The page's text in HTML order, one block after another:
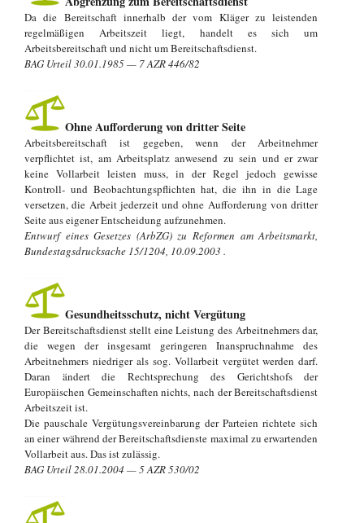
Da die Bereitschaft innerhalb der vom Kläger zu leistenden
regelmäßigen Arbeitszeit liegt, handelt es sich um
Arbeitsbereitschaft und nicht um Bereitschaftsdienst.
BAG Urteil 30.01.1985 — 7 AZR 446/82
Ohne Aufforderung von dritter Seite
Arbeitsbereitschaft ist gegeben, wenn der Arbeitnehmer
verpflichtet ist, am Arbeitsplatz anwesend zu sein und er zwar
keine Vollarbeit leisten muss, in der Regel jedoch gewisse
Kontroll- und Beobachtungspflichten hat, die ihn in die Lage
versetzen, die Arbeit jederzeit und ohne Aufforderung von dritter
Seite aus eigener Entscheidung aufzunehmen.
Entwurf eines Gesetzes (ArbZG) zu Reformen am Arbeitsmarkt,
Bundestagsdrucksache 15/1204, 10.09.2003 .
Gesundheitsschutz, nicht Vergütung
Der Bereitschaftsdienst stellt eine Leistung des Arbeitnehmers dar,
die wegen der insgesamt geringeren Inanspruchnahme des
Arbeitnehmers niedriger als sog. Vollarbeit vergütet werden darf.
Daran ändert die Rechtsprechung des Gerichtshofs der
Europäischen Gemeinschaften nichts, nach der Bereitschaftsdienst
Arbeitszeit ist.
Die pauschale Vergütungsvereinbarung der Parteien richtete sich
an einer während der Bereitschaftsdienste maximal zu erwartenden
Vollarbeit aus. Das ist zulässig.
BAG Urteil 28.01.2004 — 5 AZR 530/02